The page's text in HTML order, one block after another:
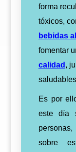
forma
tóxicos,
bebidas
fomentar
calidad ,
Es por
este día
sobre